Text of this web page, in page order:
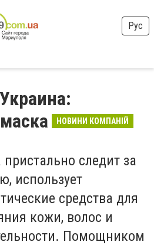
Рус
НОВИНИ КОМПАНІЙ
следит за
использует
средства для
кожи, волос и
Помощником